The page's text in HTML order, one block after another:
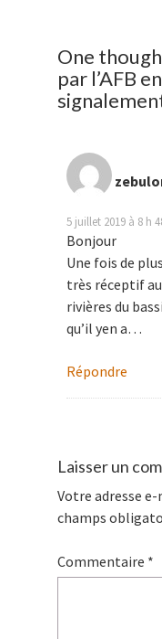
One
par l’AFB
5 juillet 2019 à 8 h
Bonjour
Une fois de
très réceptif
rivières du
qu’il yen a…
Répondre
Laisser un
Votre adresse
champs
Commentaire *